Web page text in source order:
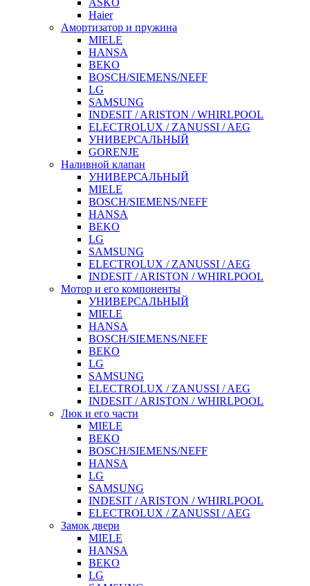
ASKO
Haier
Амортизатор и пружина
MIELE
HANSA
BEKO
BOSCH/SIEMENS/NEFF
LG
SAMSUNG
INDESIT / ARISTON / WHIRLPOOL
ELECTROLUX / ZANUSSI / AEG
УНИВЕРСАЛЬНЫЙ
GORENJE
Наливной клапан
УНИВЕРСАЛЬНЫЙ
MIELE
BOSCH/SIEMENS/NEFF
HANSA
BEKO
LG
SAMSUNG
ELECTROLUX / ZANUSSI / AEG
INDESIT / ARISTON / WHIRLPOOL
Мотор и его компоненты
УНИВЕРСАЛЬНЫЙ
MIELE
HANSA
BOSCH/SIEMENS/NEFF
BEKO
LG
SAMSUNG
ELECTROLUX / ZANUSSI / AEG
INDESIT / ARISTON / WHIRLPOOL
Люк и его части
MIELE
BEKO
BOSCH/SIEMENS/NEFF
HANSA
LG
SAMSUNG
INDESIT / ARISTON / WHIRLPOOL
ELECTROLUX / ZANUSSI / AEG
Замок двери
MIELE
HANSA
BEKO
LG